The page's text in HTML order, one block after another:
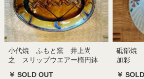
小代焼 ふもと窯 井上尚
之 スリップウエアー楕円鉢
￥ SOLD OUT
砥部焼
加彩
￥